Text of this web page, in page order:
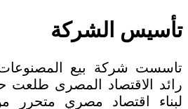
تأسيس الشركة
رائد الاقتصاد المصرى
لبناء اقتصاد مصري متحرر